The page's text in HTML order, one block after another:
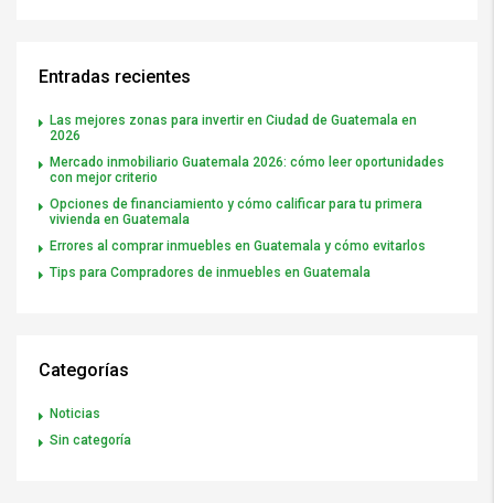
Entradas recientes
Las mejores zonas para invertir en Ciudad de Guatemala en
2026
Mercado inmobiliario Guatemala 2026: cómo leer oportunidades
con mejor criterio
Opciones de financiamiento y cómo calificar para tu primera
vivienda en Guatemala
Errores al comprar inmuebles en Guatemala y cómo evitarlos
Tips para Compradores de inmuebles en Guatemala
Categorías
Noticias
Sin categoría